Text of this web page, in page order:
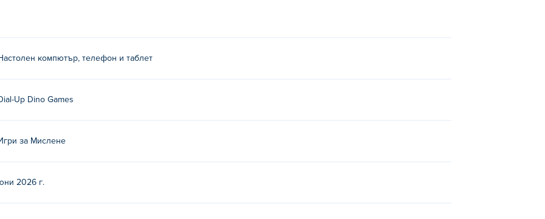
Това е първата им игра на Poki!
устройства и настолни компютри?
компютър, телефон и таблет
Up Dino Games
за Мислене
2026 г.